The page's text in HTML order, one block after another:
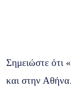
Σημειώστε ότι
και στην